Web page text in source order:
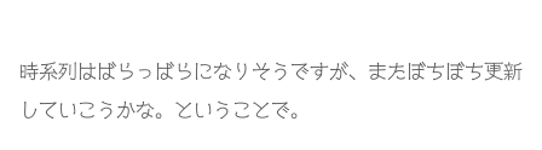
時系列はばらっばらになりそうですが、またぼちぼち更新
していこうかな。ということで。